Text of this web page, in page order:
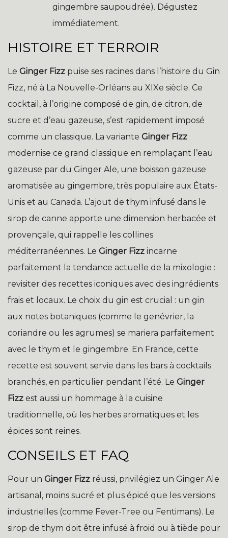
gingembre saupoudrée). Dégustez
immédiatement.
HISTOIRE ET TERROIR
Le Ginger Fizz puise ses racines dans l’histoire du Gin
Fizz, né à La Nouvelle-Orléans au XIXe siècle. Ce
cocktail, à l’origine composé de gin, de citron, de
sucre et d’eau gazeuse, s’est rapidement imposé
comme un classique. La variante Ginger Fizz
modernise ce grand classique en remplaçant l’eau
gazeuse par du Ginger Ale, une boisson gazeuse
aromatisée au gingembre, très populaire aux États-
Unis et au Canada. L’ajout de thym infusé dans le
sirop de canne apporte une dimension herbacée et
provençale, qui rappelle les collines
méditerranéennes. Le Ginger Fizz incarne
parfaitement la tendance actuelle de la mixologie :
revisiter des recettes iconiques avec des ingrédients
frais et locaux. Le choix du gin est crucial : un gin
aux notes botaniques (comme le genévrier, la
coriandre ou les agrumes) se mariera parfaitement
avec le thym et le gingembre. En France, cette
recette est souvent servie dans les bars à cocktails
branchés, en particulier pendant l’été. Le Ginger
Fizz est aussi un hommage à la cuisine
traditionnelle, où les herbes aromatiques et les
épices sont reines.
CONSEILS ET FAQ
Pour un Ginger Fizz réussi, privilégiez un Ginger Ale
artisanal, moins sucré et plus épicé que les versions
industrielles (comme Fever-Tree ou Fentimans). Le
sirop de thym doit être infusé à froid ou à tiède pour